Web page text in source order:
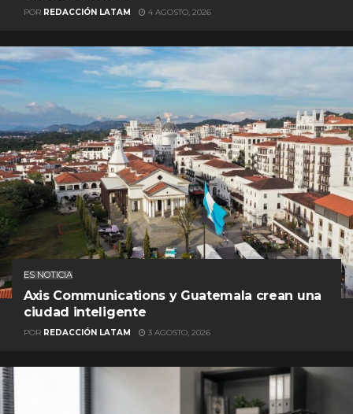
POR REDACCIÓN LATAM 4 AGOSTO, 2026
ES NOTICIA
Axis Communications y Guatemala crean una
ciudad inteligente
POR REDACCIÓN LATAM 3 AGOSTO, 2026